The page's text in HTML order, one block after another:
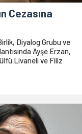
Cezasına
Diyalog Grubu ve
Ayşe Erzan,
Livaneli ve Filiz